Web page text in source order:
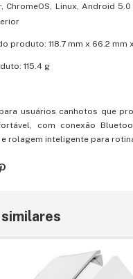
ChromeOS, Linux, Android
produto: 118.7 mm x 66.2 mm
115.4 g
usuários canhotos que
com conexão
rolagem inteligente para